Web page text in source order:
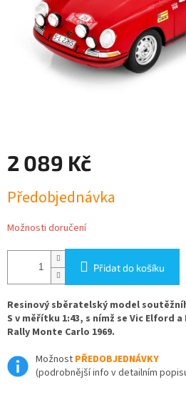
2 089 Kč
cena:
Předobjednávka
Možnosti doručení
Přidat do košíku
Resinový sběratelský model
S v měřítku 1:43, s nímž se Vic Elford
Rally Monte Carlo 1969.
Možnost PŘEDOBJEDNÁVKY
(podrobnější info v detailním